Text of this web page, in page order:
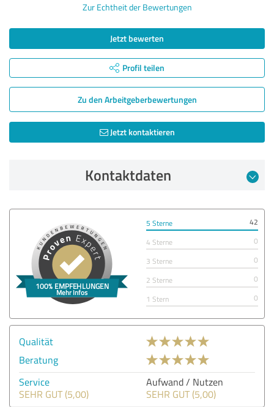
Zur Echtheit der Bewertungen
Jetzt bewerten
Profil teilen
Zu den Arbeitgeber­bewertungen
Jetzt kontaktieren
Kontaktdaten
5 Sterne
42
4 Sterne
0
3 Sterne
0
2 Sterne
0
1 Stern
0
Qualität
Beratung
Service
SEHR GUT (5,00)
Aufwand / Nutzen
SEHR GUT (5,00)